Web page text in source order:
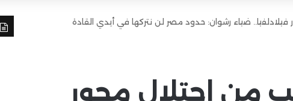
فيلادلفيا.. ضياء رشوان: حدود مصر لن نتركها في أيدي القادة
من احتلال محور